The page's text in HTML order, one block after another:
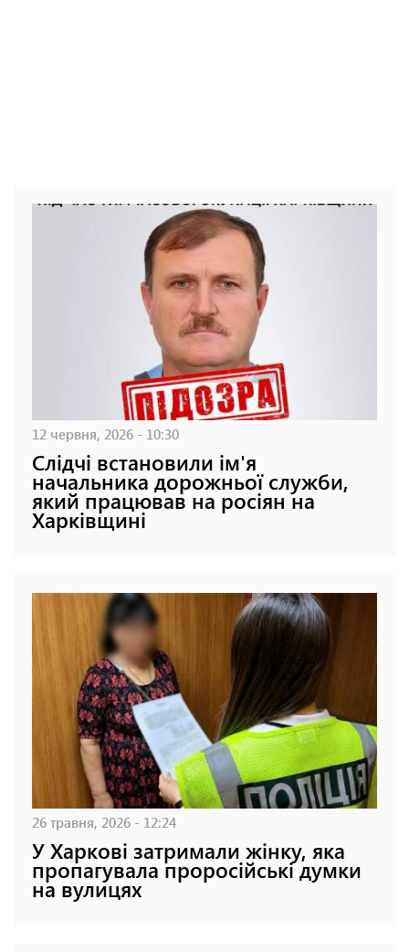
12 червня, 2026 - 10:30
Слідчі встановили ім'я
начальника дорожньої служби,
який працював на росіян на
Харківщині
26 травня, 2026 - 12:24
У Харкові затримали жінку, яка
пропагувала проросійські думки
на вулицях